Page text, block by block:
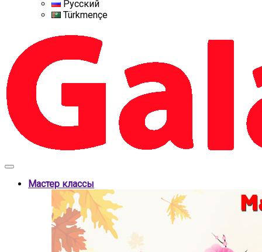
Русский
Türkmençe
Мастер классы